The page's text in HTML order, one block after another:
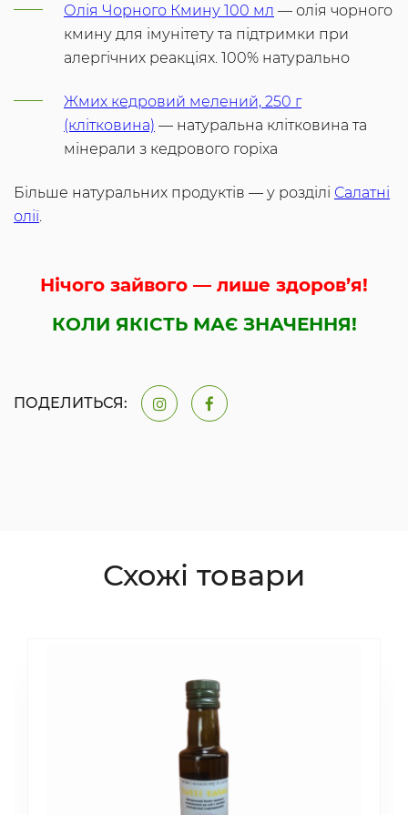
Олія Чорного Кмину 100 мл — олія чорного
кмину для імунітету та підтримки при
алергічних реакціях. 100% натурально
Жмих кедровий мелений, 250 г
(клітковина) — натуральна клітковина та
мінерали з кедрового горіха
Більше натуральних продуктів — у розділі Салатні
олії.
Нічого зайвого — лише здоров’я!
КОЛИ ЯКІСТЬ МАЄ ЗНАЧЕННЯ!
ПОДЕЛИТЬСЯ:
Схожі товари